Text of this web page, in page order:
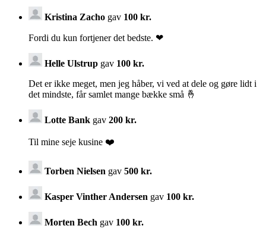
Kristina Zacho gav 100 kr.
Fordi du kun fortjener det bedste. ❤
Helle Ulstrup gav 100 kr.
Det er ikke meget, men jeg håber, vi ved at dele og gøre lidt i
det mindste, får samlet mange bække små 🤞
Lotte Bank gav 200 kr.
Til mine seje kusine ❤️
Torben Nielsen gav 500 kr.
Kasper Vinther Andersen gav 100 kr.
Morten Bech gav 100 kr.